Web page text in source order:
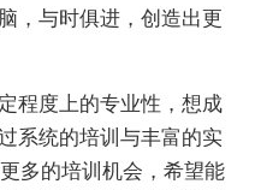
，与时俱进，创造出更
程度上的专业性，想成
系统的培训与丰富的实
多的培训机会，希望能